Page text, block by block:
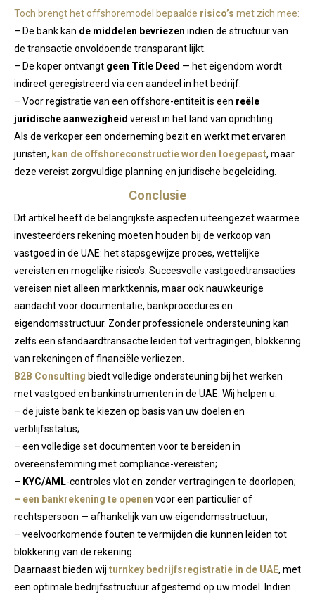
Toch brengt het offshoremodel bepaalde risico’s met zich mee:
– De bank kan de middelen bevriezen indien de structuur van
de transactie onvoldoende transparant lijkt.
– De koper ontvangt geen Title Deed — het eigendom wordt
indirect geregistreerd via een aandeel in het bedrijf.
– Voor registratie van een offshore-entiteit is een reële
juridische aanwezigheid vereist in het land van oprichting.
Als de verkoper een onderneming bezit en werkt met ervaren
juristen, kan de offshoreconstructie worden toegepast, maar
deze vereist zorgvuldige planning en juridische begeleiding.
Conclusie
Dit artikel heeft de belangrijkste aspecten uiteengezet waarmee
investeerders rekening moeten houden bij de verkoop van
vastgoed in de UAE: het stapsgewijze proces, wettelijke
vereisten en mogelijke risico’s. Succesvolle vastgoedtransacties
vereisen niet alleen marktkennis, maar ook nauwkeurige
aandacht voor documentatie, bankprocedures en
eigendomsstructuur. Zonder professionele ondersteuning kan
zelfs een standaardtransactie leiden tot vertragingen, blokkering
van rekeningen of financiële verliezen.
B2B Consulting biedt volledige ondersteuning bij het werken
met vastgoed en bankinstrumenten in de UAE. Wij helpen u:
– de juiste bank te kiezen op basis van uw doelen en
verblijfsstatus;
– een volledige set documenten voor te bereiden in
overeenstemming met compliance-vereisten;
– KYC/AML-controles vlot en zonder vertragingen te doorlopen;
– een bankrekening te openen voor een particulier of
rechtspersoon — afhankelijk van uw eigendomsstructuur;
– veelvoorkomende fouten te vermijden die kunnen leiden tot
blokkering van de rekening.
Daarnaast bieden wij turnkey bedrijfsregistratie in de UAE, met
een optimale bedrijfsstructuur afgestemd op uw model. Indien